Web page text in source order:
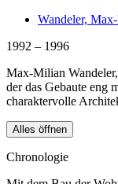
Wandeler,
1992 – 1996
Max-Milian
der das Gebaute eng
charaktervolle
Alles öffnen
Chronologie